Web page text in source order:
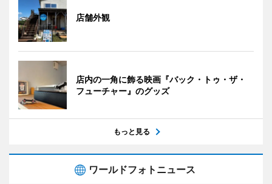
店舗外観
店内の一角に飾る映画『バック・トゥ・ザ・
フューチャー』のグッズ
もっと見る
ワールドフォトニュース